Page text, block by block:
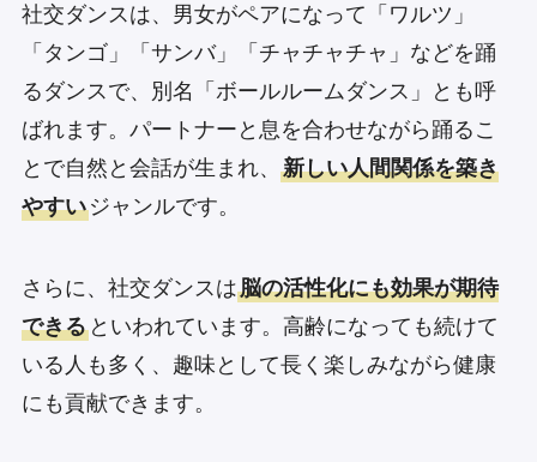
社交ダンスは、男女がペアになって「ワルツ」
「タンゴ」「サンバ」「チャチャチャ」などを踊
るダンスで、別名「ボールルームダンス」とも呼
ばれます。パートナーと息を合わせながら踊るこ
とで自然と会話が生まれ、 新しい人間関係を築き
やすいジャンルです。
さらに、社交ダンスは脳の活性化にも効果が期待
できるといわれています。高齢になっても続けて
いる人も多く、趣味として長く楽しみながら健康
にも貢献できます。